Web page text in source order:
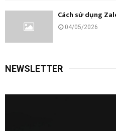
Cách sử dụng
04/05/2026
NEWSLETTER